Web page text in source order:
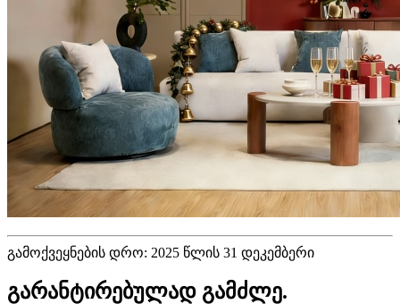
გამოქვეყნების დრო: 2025 წლის 31 დეკემბერი
გარანტირებულად გამძლე.